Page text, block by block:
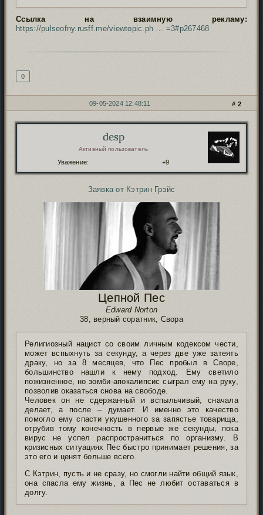
Ссылка на взаимную рекламу:
https://pulseofny.rusff.me/viewtopic.ph … =3#p267468
0
2
09-05-2024 12:48:11
desp
Активный пользователь
Уважение: +9
Заявка от Кэтрин Грэйс
Цепной Пес
Edward Norton
38, верный соратник, Свора
Религиозный нацист со своим личным кодексом чести,
может вспыхнуть за секунду, а через две уже затеять
драку, но за 8 месяцев, что Пес пробыл в Своре,
большинство нашли к нему подход. Ему светило
пожизненное, но зомби-апокалипсис сыграл ему на руку,
позволив оказаться снова на свободе.
Человек он не сдержанный и вспыльчивый, сначала
делает, а после – думает. И именно это качество
помогло ему спасти укушенного за запястье товарища,
отрубив тому конечность в первые же секунды, пока
вирус не успел распространиться по организму. В
кризисных ситуациях Пес быстро принимает решения, за
это его и ценят больше всего.
С Кэтрин, пусть и не сразу, но смогли найти общий язык,
она спасла ему жизнь, а Пес не любит оставаться в
долгу.